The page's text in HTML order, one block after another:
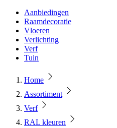
Aanbiedingen
Raamdecoratie
Vloeren
Verlichting
Verf
Tuin
Home
Assortiment
Verf
RAL kleuren